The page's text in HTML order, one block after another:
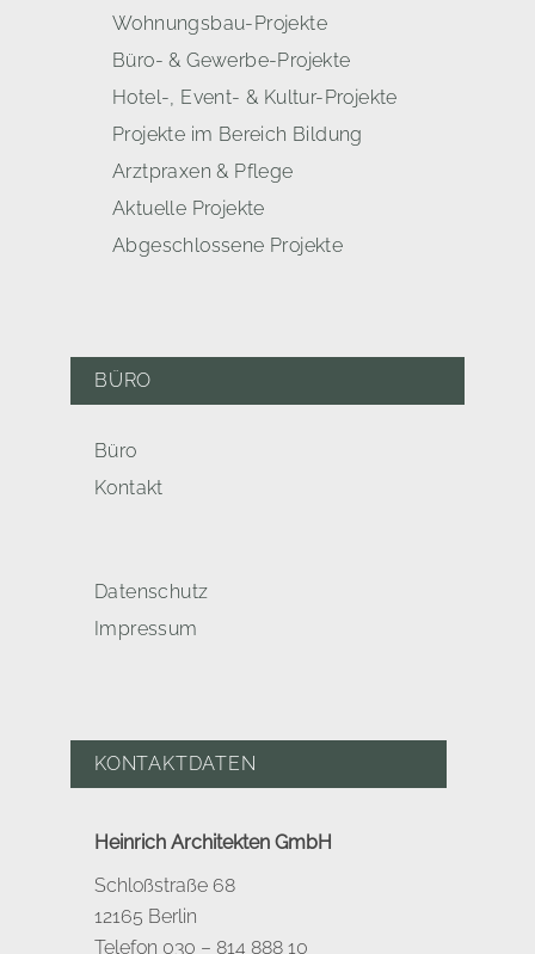
Wohnungsbau-Projekte
Büro- & Gewerbe-Projekte
Hotel-, Event- & Kultur-Projekte
Projekte im Bereich Bildung
Arztpraxen & Pflege
Aktuelle Projekte
Abgeschlossene Projekte
BÜRO
Büro
Kontakt
Datenschutz
Impressum
KONTAKTDATEN
Heinrich Architekten GmbH
Schloßstraße 68
12165 Berlin
Telefon 030 – 814 888 10